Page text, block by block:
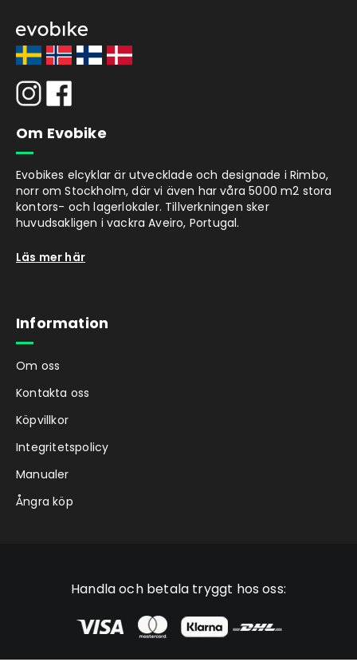
Om Evobike
Evobikes elcyklar är utvecklade och designade i Rimbo,
norr om Stockholm, där vi även har våra 5000 m2 stora
kontors- och lagerlokaler. Tillverkningen sker
huvudsakligen i vackra Aveiro, Portugal.
Läs mer här
Information
Om oss
Kontakta oss
Köpvillkor
Integritetspolicy
Manualer
Ångra köp
Handla och betala tryggt hos oss: